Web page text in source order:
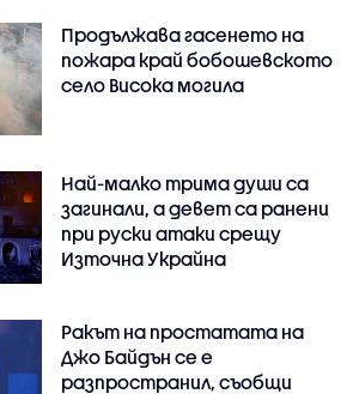
Продължава гасенето на
пожара край бобошевското
село Висока могила
Най-малко трима души са
загинали, а девет са ранени
при руски атаки срещу
Източна Украйна
Ракът на простатата на
Джо Байдън се е
разпространил, съобщи